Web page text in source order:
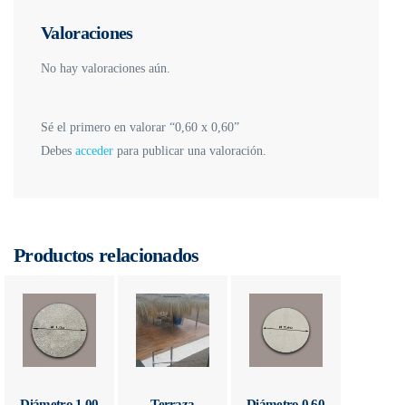
Valoraciones
No hay valoraciones aún.
Sé el primero en valorar “0,60 x 0,60”
Debes acceder para publicar una valoración.
Productos relacionados